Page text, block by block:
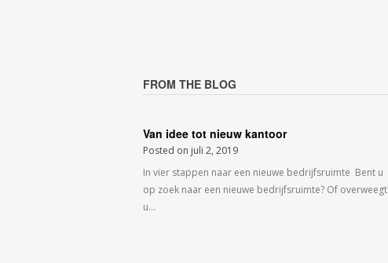
FROM THE BLOG
Van idee tot nieuw kantoor
Posted on juli 2, 2019
In vier stappen naar een nieuwe bedrijfsruimte Bent u
op zoek naar een nieuwe bedrijfsruimte? Of overweegt
u…